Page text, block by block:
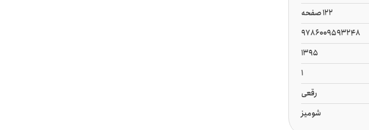
122 صفحه
9786009593248
1395
1
رقعی
شومیز